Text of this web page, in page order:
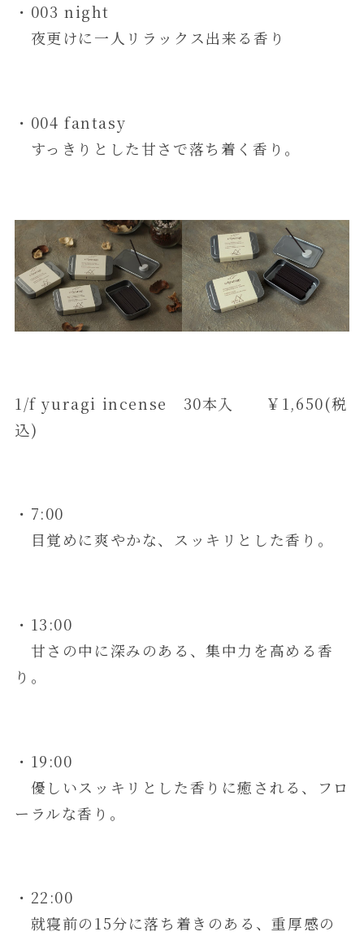
・003 night
夜更けに一人リラックス出来る香り
・004 fantasy
すっきりとした甘さで落ち着く香り。
1/f yuragi incense 30本入 ￥1,650(税
込)
・7:00
目覚めに爽やかな、スッキリとした香り。
・13:00
甘さの中に深みのある、集中力を高める香
り。
・19:00
優しいスッキリとした香りに癒される、フロ
ーラルな香り。
・22:00
就寝前の15分に落ち着きのある、重厚感の